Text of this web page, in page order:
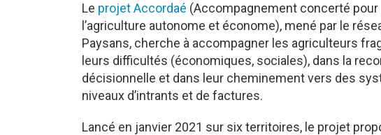
Le projet Accordaé (Accompagnement concerté
l’agriculture autonome et économe), mené par le
Paysans, cherche à accompagner les agriculteurs
leurs difficultés (économiques, sociales), dans la
décisionnelle et dans leur cheminement vers des
niveaux d’intrants et de factures.
Lancé en janvier 2021 sur six territoires, le projet